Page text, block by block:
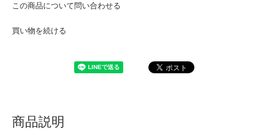
この商品について問い合わせる
買い物を続ける
商品説明